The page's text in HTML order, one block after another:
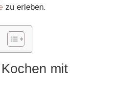
zu erleben.
mit